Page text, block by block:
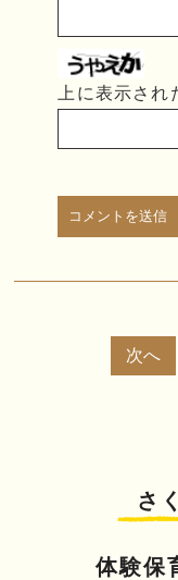
上に表示され
次へ
さ
体験保